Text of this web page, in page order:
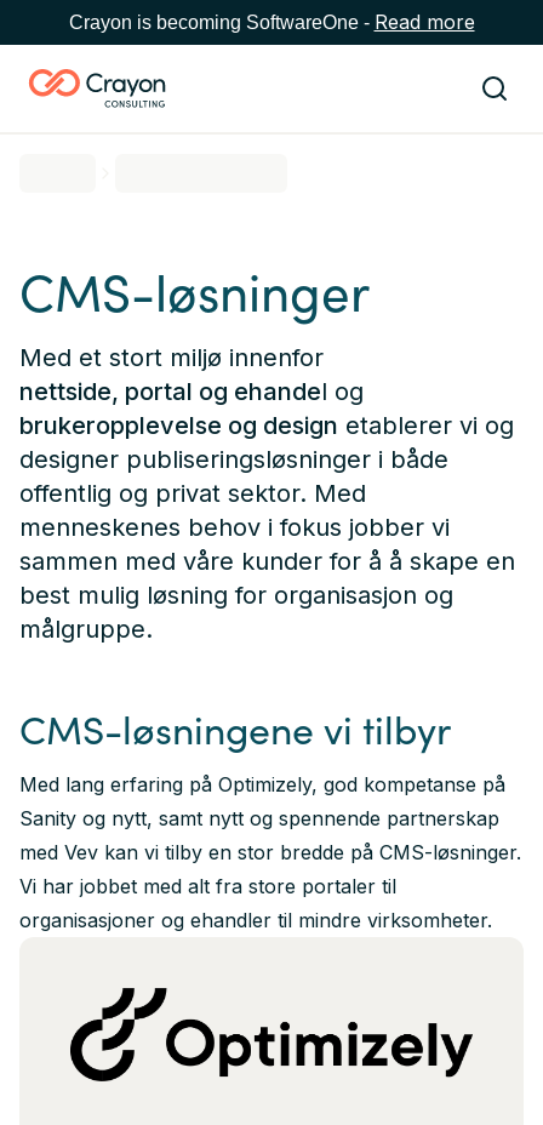
Crayon is becoming SoftwareOne - Read more
CMS-løsninger
Med et stort miljø innenfor
nettside, portal og ehandel og
brukeropplevelse og design etablerer vi og
designer publiseringsløsninger i både
offentlig og privat sektor. Med
menneskenes behov i fokus jobber vi
sammen med våre kunder for å å skape en
best mulig løsning for organisasjon og
målgruppe.
CMS-løsningene vi tilbyr
Med lang erfaring på Optimizely, god kompetanse på
Sanity og nytt, samt nytt og spennende partnerskap
med Vev kan vi tilby en stor bredde på CMS-løsninger.
Vi har jobbet med alt fra store portaler til
organisasjoner og ehandler til mindre virksomheter.